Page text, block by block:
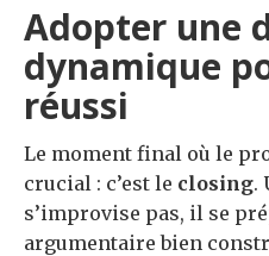
Adopter une
dynamique
réussi
Le moment final où le
crucial : c’est le closing.
s’improvise pas, il se
argumentaire bien